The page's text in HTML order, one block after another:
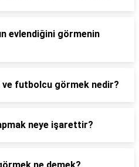
evlendiğini görmenin
ve futbolcu görmek nedir?
neye işarettir?